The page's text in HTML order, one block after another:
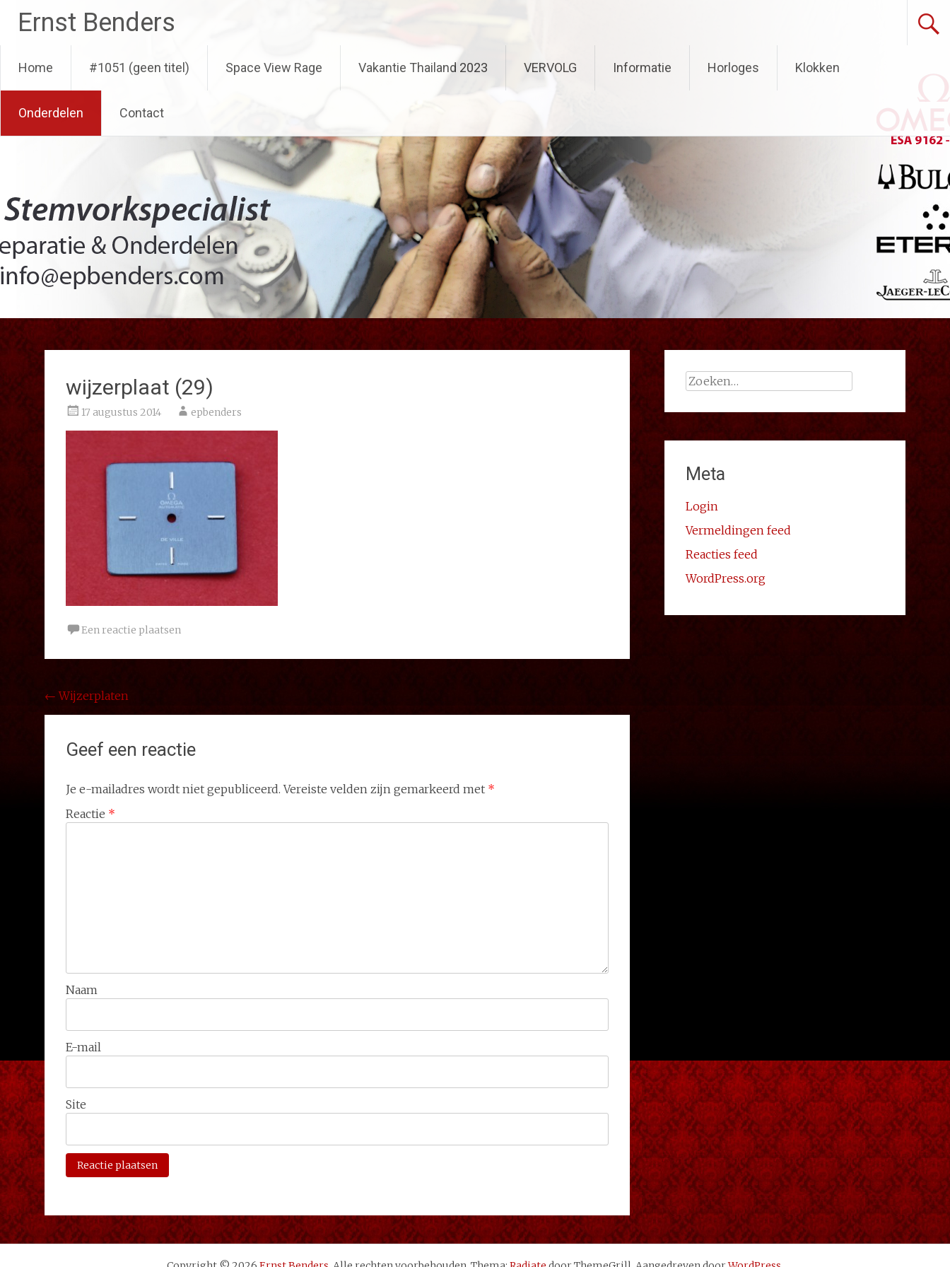
naar
de
Ernst Benders
Home #1051 (geen titel) Space View Rage Vakantie Thailand 2023 VERVOLG Informatie Horloges Klokken
Onderdelen Contact
wijzerplaat (29)
17 augustus 2014 epbenders
Een reactie plaatsen
Bericht
navigatie
← Wijzerplaten
Geef een reactie
Je e-mailadres wordt niet gepubliceerd. Vereiste velden zijn gemarkeerd met *
Reactie *
Naam
E-mail
Site
Zoeken
Meta
Login
Vermeldingen feed
Reacties feed
WordPress.org